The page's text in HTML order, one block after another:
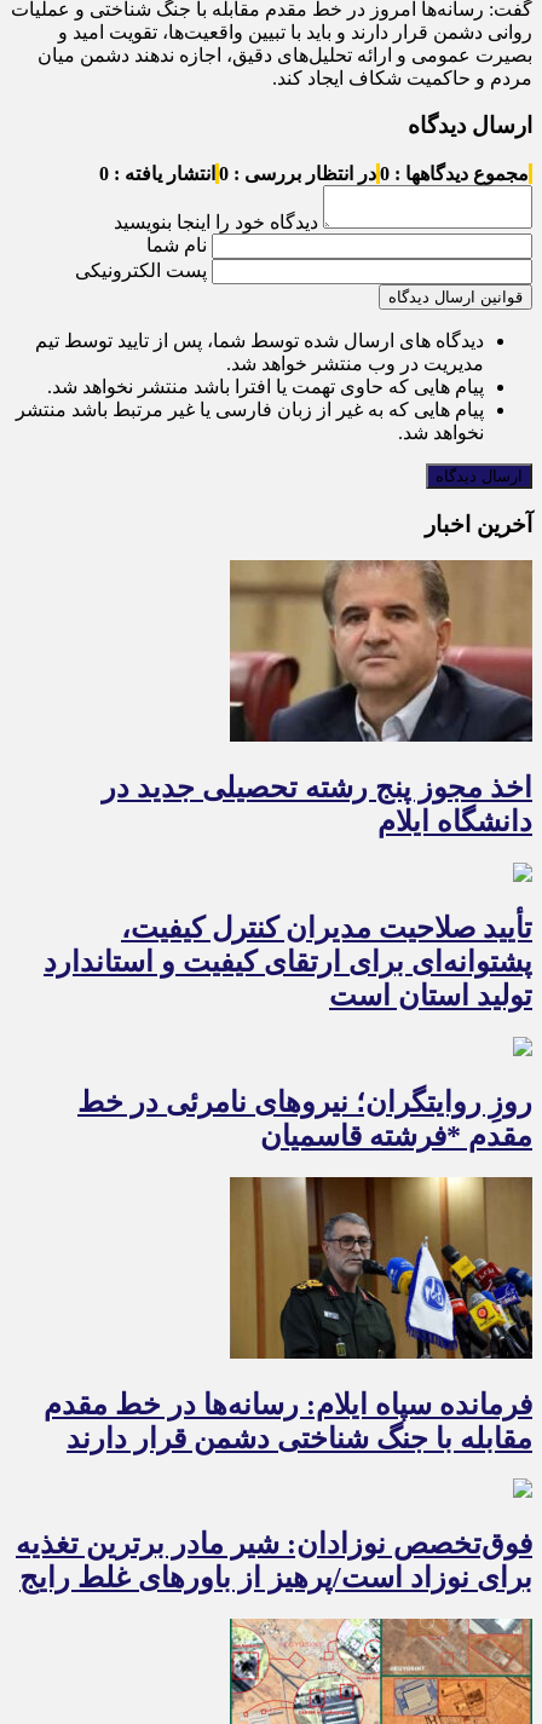
گفت: رسانه‌ها امروز در خط مقدم مقابله با جنگ شناختی و عملیات
روانی دشمن قرار دارند و باید با تبیین واقعیت‌ها، تقویت امید و
بصیرت عمومی و ارائه تحلیل‌های دقیق، اجازه ندهند دشمن میان
مردم و حاکمیت شکاف ایجاد کند.
ارسال دیدگاه
مجموع دیدگاهها : 0 در انتظار بررسی : 0 انتشار یافته : 0
دیدگاه خود را اینجا بنویسید
نام شما
پست الکترونیکی
قوانین ارسال دیدگاه
دیدگاه های ارسال شده توسط شما، پس از تایید توسط تیم
مدیریت در وب منتشر خواهد شد.
پیام هایی که حاوی تهمت یا افترا باشد منتشر نخواهد شد.
پیام هایی که به غیر از زبان فارسی یا غیر مرتبط باشد منتشر
نخواهد شد.
آخرین اخبار
اخذ مجوز پنج رشته تحصیلی جدید در
دانشگاه ايلام
تأیید صلاحیت مدیران کنترل کیفیت،
پشتوانه‌ای برای ارتقای کیفیت و استاندارد
تولید استان است
روزِ روایتگران؛ نیروهای نامرئی در خط
مقدم *فرشته قاسمیان
فرمانده سپاه ایلام: رسانه‌ها در خط مقدم
مقابله با جنگ شناختی دشمن قرار دارند
فوق‌تخصص نوزادان: شیر مادر برترین تغذیه
برای نوزاد است/پرهیز از باورهای غلط رایج